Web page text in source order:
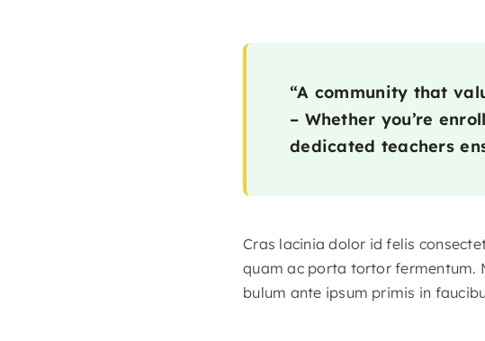
“A community that
– Whether you’re
dedicated teachers
Cras lacinia dolor id felis
quam ac porta tortor fermentum.
bulum ante ipsum primis in